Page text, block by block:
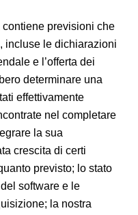
contiene previsioni che
incluse le dichiarazioni
e l’offerta dei
determinare una
effettivamente
nel completare
la sua
crescita di certi
previsto; lo stato
software e le
la nostra